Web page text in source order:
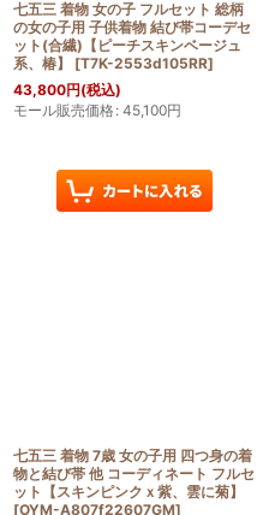
七五三 着物 女の子 フルセット 総柄
の女の子用 子供着物 結び帯コーデセ
ット(合繊)【ピーチスキンベージュ
系、椿】
[T7K-2553d105RR]
43,800円(税込)
モール販売価格: 45,100円
七五三 着物 7歳 女の子用 四つ身の着
物と結び帯 他 コーディネート フルセ
ット【スキンピンクｘ紫、雲に菊】
[OYM-A807f22607GM]